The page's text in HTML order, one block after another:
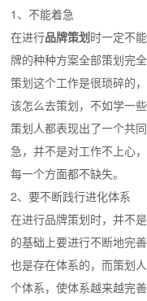
1、不能着急
在进行品牌策划时一定不
牌的种种方案全部策划完
策划这个工作是很琐碎的
该怎么去策划，不如学一
策划人都表现出了一个共
急，并不是对工作不上心
每一个方面都不缺失。
2、要不断践行进化体系
在进行品牌策划时，并不
的基础上要进行不断地完
也是存在体系的，而策划
个体系，使体系越来越完